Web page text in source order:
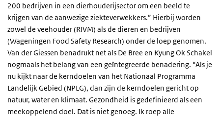
200 bedrijven in een dierhouderijsector om een beeld te
krijgen van de aanwezige ziekteverwekkers.” Hierbij worden
zowel de veehouder (RIVM) als de dieren en bedrijven
(Wageningen Food Safety Research) onder de loep genomen.
Van der Giessen benadrukt net als De Bree en Kyung Ok Schakel
nogmaals het belang van een geïntegreerde benadering. “Als je
nu kijkt naar de kerndoelen van het Nationaal Programma
Landelijk Gebied (NPLG), dan zijn de kerndoelen gericht op
natuur, water en klimaat. Gezondheid is gedefinieerd als een
meekoppelend doel. Dat is niet genoeg. Ik roep alle